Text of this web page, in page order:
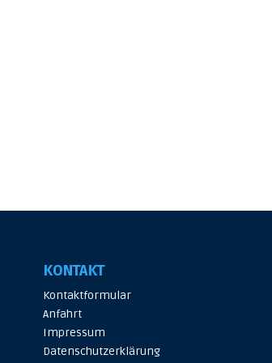
KONTAKT
Kontaktformular
Anfahrt
Impressum
Datenschutzerklärung